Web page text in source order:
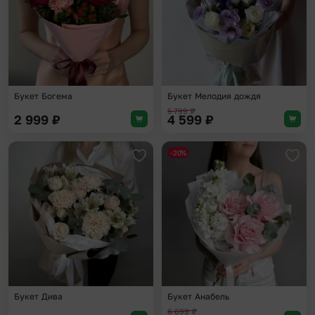
Букет Богема
2 999 ₽
Букет Мелодия дождя
5 799₽
4 599 ₽
Добавить в избранное
Букет Дива
-20%
Букет Анабель
6 699₽